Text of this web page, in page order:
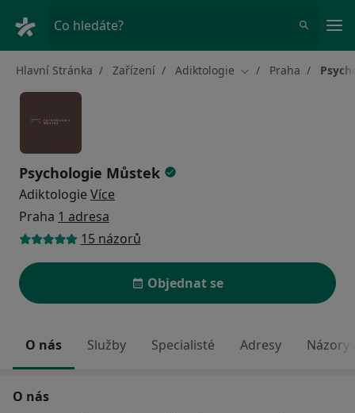
Co hledáte?
Hlavní Stránka Zařízení Adiktologie Změna města
Praha
Psychologie Můstek
Adiktologie Více
Praha 1 adresa
15 názorů
Objednat se
O nás Služby Specialisté Adresy Názory
O nás